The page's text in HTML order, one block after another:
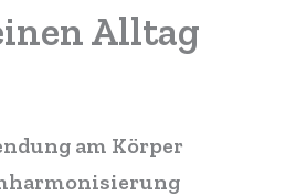
Alltag
am Körper